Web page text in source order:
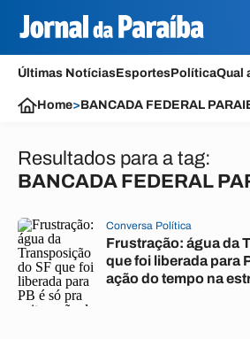
Últimas NotíciasEsportesPolíticaQual
Home>BANCADA FEDERAL
Resultados para a tag:
BANCADA FEDERAL
Conversa Política
Frustração: água da
que foi liberada para
ação do tempo na